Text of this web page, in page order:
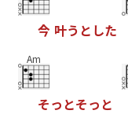
今 叶う と した
Am
そっ とそっ と